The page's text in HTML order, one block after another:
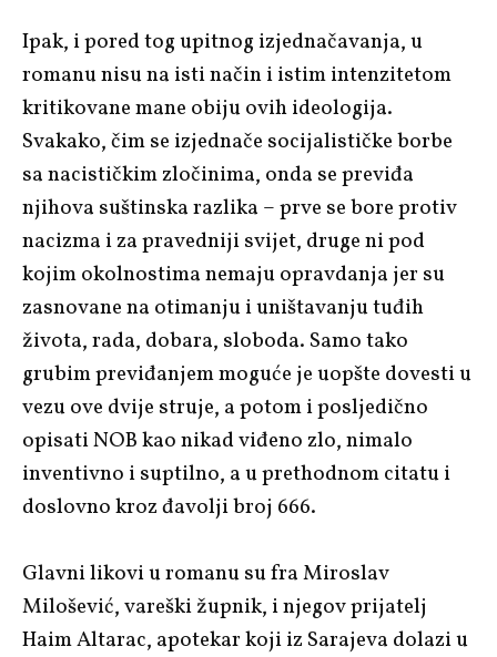
Ipak, i pored tog upitnog izjednačavanja, u
romanu nisu na isti način i istim intenzitetom
kritikovane mane obiju ovih ideologija.
Svakako, čim se izjednače socijalističke borbe
sa nacističkim zločinima, onda se previđa
njihova suštinska razlika – prve se bore protiv
nacizma i za pravedniji svijet, druge ni pod
kojim okolnostima nemaju opravdanja jer su
zasnovane na otimanju i uništavanju tuđih
života, rada, dobara, sloboda. Samo tako
grubim previđanjem moguće je uopšte dovesti u
vezu ove dvije struje, a potom i posljedično
opisati NOB kao nikad viđeno zlo, nimalo
inventivno i suptilno, a u prethodnom citatu i
doslovno kroz đavolji broj 666.
Glavni likovi u romanu su fra Miroslav
Milošević, vareški župnik, i njegov prijatelj
Haim Altarac, apotekar koji iz Sarajeva dolazi u